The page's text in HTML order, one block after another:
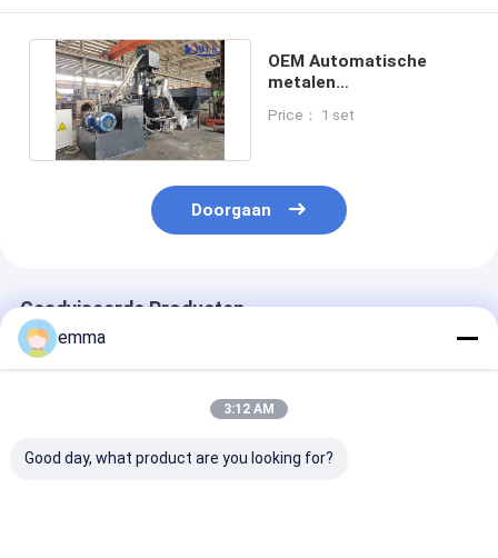
OEM Automatische
metalen
druk 220V/380V
Price： 1 set
Doorgaan
Geadviseerde Producten
emma
3:12 AM
Good day, what product are you looking for?